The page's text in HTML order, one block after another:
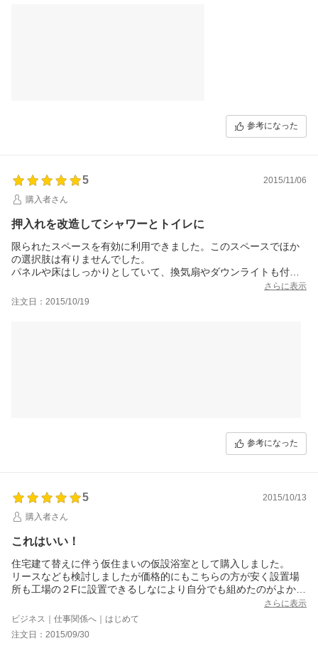
参考になった
5
2015/11/06
購入者さん
押入れを改造してシャワーとトイレに
限られたスペースを有効に利用できました。このスペースでほか
の選択肢は有りませんでした。
パネルや床はしっかりとしていて、換気扇やダウンライトも付属
狭いですが、十分使えそうです。
さらに表示
注文日：2015/10/19
参考になった
5
2015/10/13
購入者さん
これはいい！
住宅建て替えに伴う仮住まいの仮設浴室として購入しました。
リースなども検討しましたが価格的にもこちらの方が安く設置場
所も工場の２Fに設置できるしなにより自分でも組めたのがよかっ
大体2時間弱くらいで形になりました。
専用の組み立て説明書があればなおよいと思いました。
さらに表示
ビジネス｜仕事関係へ｜はじめて
注文日：2015/09/30